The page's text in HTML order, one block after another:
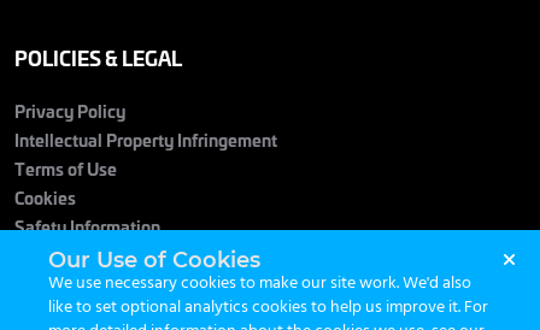
POLICIES & LEGAL
Privacy Policy
Intellectual Property Infringement
Terms of Use
Cookies
Safety Information
Our Use of Cookies
We use necessary cookies to make our site work. We'd also
like to set optional analytics cookies to help us improve it. For